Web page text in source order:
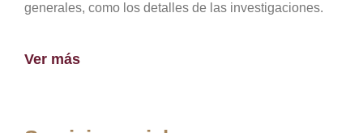
generales, como los detalles de las investigaciones.
Ver más